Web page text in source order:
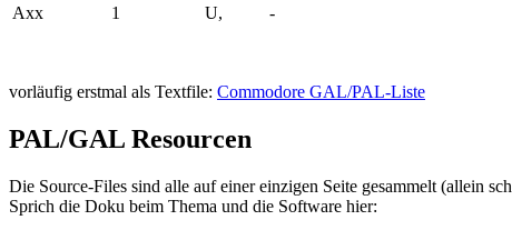
Axx
1 U, -
vorläufig erstmal als Textfile: Commodore GAL/PAL-Liste
PAL/GAL Resourcen
Die Source-Files sind alle auf einer einzigen Seite gesammelt (allein
Sprich die Doku beim Thema und die Software hier: